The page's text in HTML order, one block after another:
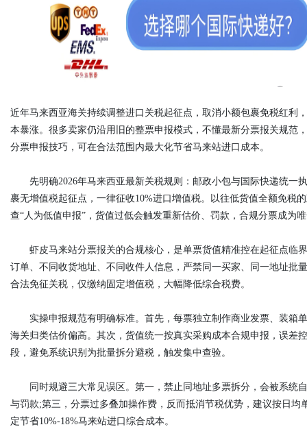
近年马来西亚海关持续调整进口关税起征点，取消小额包裹免税红利
本暴涨。很多卖家仍沿用旧的整票申报模式，不懂最新分票报关规范
分票申报技巧，可在合法范围内最大化节省马来站进口成本。
先明确2026年马来西亚最新关税规则：邮政小包与国际快递统一
裹无增值税起征点，一律征收10%进口增值税。以往低货值全额免税
查“人为低值申报”，货值过低会触发重新估价、罚款，合规分票成为
虾皮马来站分票报关的合规核心，是单票货值精准控在起征点临
订单、不同收货地址、不同收件人信息，严禁同一买家、同一地址批
合法免征关税，仅缴纳固定增值税，大幅降低综合税费。
实操申报规范有明确标准。首先，每票独立制作商业发票、装箱单
海关归类估价偏高。其次，货值统一按真实采购成本合规申报，误差
段，避免系统识别为批量拆分避税，触发集中查验。
同时规避三大常见误区。第一，禁止同地址多票拆分，会被系统
与罚款;第三，分票过多叠加操作费，反而抵消节税优势，建议按日
定节省10%-18%马来站进口综合成本。